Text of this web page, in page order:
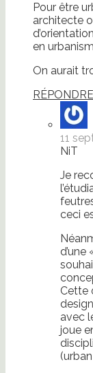
Pour être
architecte
en
On aurait
RÉPONDRE
11
NiT
Je
ceci
d’une
Cette
avec
joue